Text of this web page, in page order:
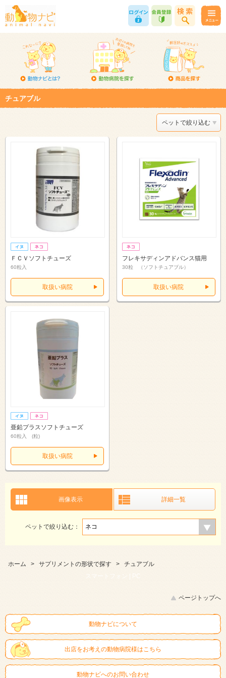
チュアブル
ペットで絞り込む
ＦＣＶソフトチューズ
60粒入
取扱い病院
フレキサディンアドバンス猫用
30粒 （ソフトチュアブル）
取扱い病院
亜鉛プラスソフトチューズ
60粒入 (粒)
取扱い病院
画像表示 詳細一覧
ペットで絞り込む：
ホーム > サプリメントの形状で探す >
チュアブル
スマートフォン |
PC
ページトップへ
動物ナビについて
出店をお考えの動物病院様はこちら
動物ナビへのお問い合わせ